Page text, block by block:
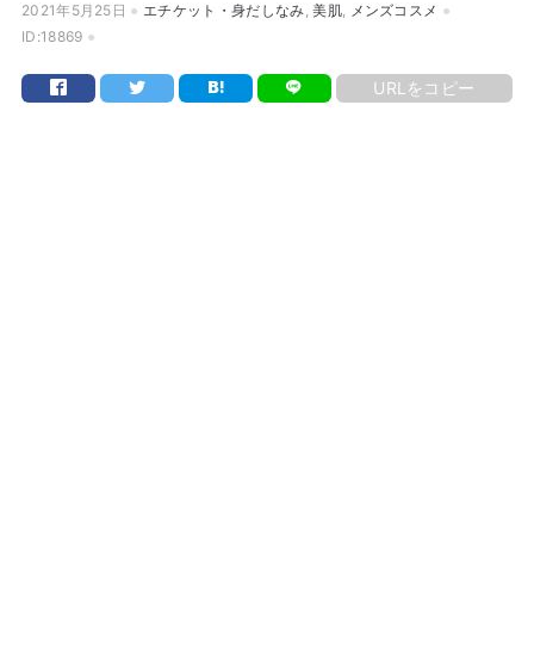
2021年5月25日 エチケット・身だしなみ,美肌, メンズコスメ
ID:18869
URLをコピー